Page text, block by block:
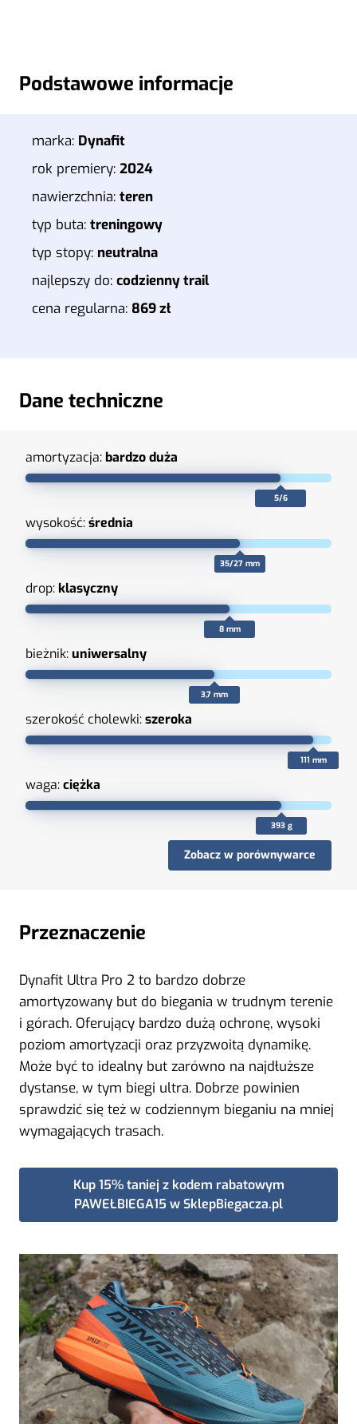
Podstawowe informacje
marka: Dynafit
rok premiery: 2024
nawierzchnia: teren
typ buta: treningowy
typ stopy: neutralna
najlepszy do: codzienny trail
cena regularna: 869 zł
Dane techniczne
amortyzacja: bardzo duża
5/6
wysokość:średnia
35/27 mm
drop: klasyczny
8 mm
bieżnik:uniwersalny
3,7 mm
szerokość cholewki:szeroka
111 mm
waga:ciężka
393 g
Zobacz w porównywarce
Przeznaczenie
Dynafit Ultra Pro 2 to bardzo dobrze
amortyzowany but do biegania w trudnym terenie
i górach. Oferujący bardzo dużą ochronę, wysoki
poziom amortyzacji oraz przyzwoitą dynamikę.
Może być to idealny but zarówno na najdłuższe
dystanse, w tym biegi ultra. Dobrze powinien
sprawdzić się też w codziennym bieganiu na mniej
wymagających trasach.
Kup 15% taniej z kodem rabatowym
PAWEŁBIEGA15 w SklepBiegacza.pl